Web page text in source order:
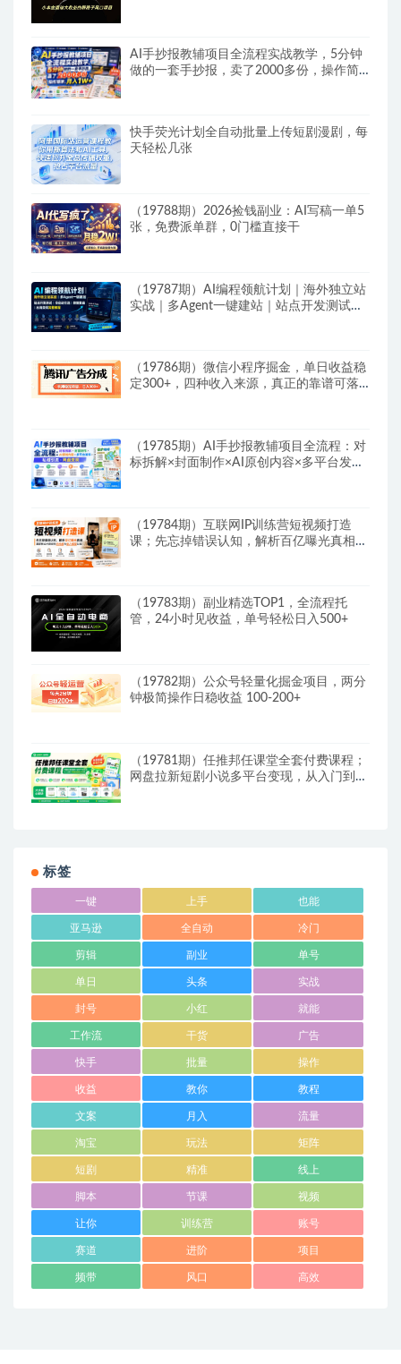
AI手抄报教辅项目全流程实战教学，5分钟
做的一套手抄报，卖了2000多份，操作简
快手荧光计划全自动批量上传短剧漫剧，每
天轻松几张
（19788期）2026捡钱副业：AI写稿一单5
张，免费派单群，0门槛直接干
（19787期）AI编程领航计划｜海外独立站
实战｜多Agent一键建站｜站点开发测试｜
（19786期）微信小程序掘金，单日收益稳
定300+，四种收入来源，真正的靠谱可落
（19785期）AI手抄报教辅项目全流程：对
标拆解×封面制作×AI原创内容×多平台发布
（19784期）互联网IP训练营短视频打造
课；先忘掉错误认知，解析百亿曝光真相，
（19783期）副业精选TOP1，全流程托
管，24小时见收益，单号轻松日入500+
（19782期）公众号轻量化掘金项目，两分
钟极简操作日稳收益 100-200+
（19781期）任推邦任课堂全套付费课程；
网盘拉新短剧小说多平台变现，从入门到高
标签
一键 上手 也能
亚马逊 全自动 冷门
剪辑 副业 单号
单日 头条 实战
封号 小红 就能
工作流 干货 广告
快手 批量 操作
收益 教你 教程
文案 月入 流量
淘宝 玩法 矩阵
短剧 精准 线上
脚本 节课 视频
让你 训练营 账号
赛道 进阶 项目
频带 风口 高效